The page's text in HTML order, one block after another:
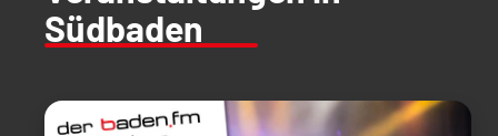
Südbaden